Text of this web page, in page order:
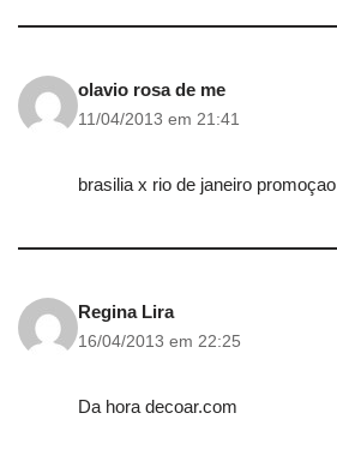
olavio rosa de me
11/04/2013 em 21:41
brasilia x rio de janeiro promoçao
Regina Lira
16/04/2013 em 22:25
Da hora decoar.com